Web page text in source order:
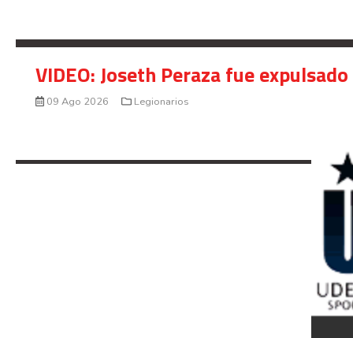
VIDEO: Joseth Peraza fue
09 Ago 2026 Legionarios